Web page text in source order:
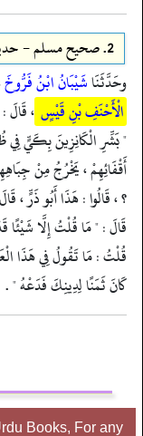
2. صحيح مسلم - حدیث
وحَدَّثَنَاشَيْبَانُ ابْنُ فَرُّوخَ
الْأَحْنَفِ بْنِ قَيْسٍ ،
" بَشِّرِ الْكَانِزِينَ بِكَيٍّ
أَقْفَائِهِمْ ، يَخْرُجُ مِنْ
؟ ، قَالُوا : هَذَا أَبُو ذَرٍّ
قَالَ : " مَا قُلْتُ إِلَّا شَيْئًا
قُلْتُ : مَا تَقُولُ فِي هَذَا
كَانَ ثَمَنًا لِدِينِكَ فَدَعْهُ " .
Books, For any